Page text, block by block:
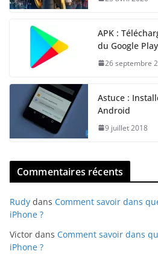
APK :
du Google
26 septembre
Astuce :
Android
9 juillet 2018
Commentaires récents
Rudy dans Comment savoir dans
iPhone ?
Victor dans Comment savoir dans
iPhone ?